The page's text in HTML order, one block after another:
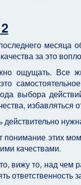
месяца
за это
ощущать. Все
выбора
избавляться
действительно
понимание этих
качествами.
вижу то, над чем